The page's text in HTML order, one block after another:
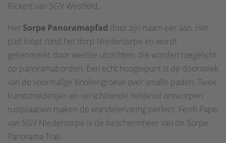
Rickert van SGV Westfeld.
Het Sorpe Panoramapfad doet zijn naam eer aan. Het
pad loopt rond het dorp Niedersorpe en wordt
gekenmerkt door weidse uitzichten, die worden toegelicht
op panoramaborden. Een echt hoogtepunt is de doorsteek
van de voormalige Knollengroeve over smalle paden. Twee
kunstsmederijen en verschillende liefdevol ontworpen
rustplaatsen maken de wandelervaring perfect. Ferdi Pape
van SGV Niedersorpe is de beschermheer van de Sorpe
Panorama Trail.